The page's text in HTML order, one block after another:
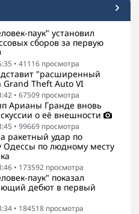
паук" установил
сборов за первую
• 41116 просмотра
"расширенный
Grand Theft Auto VI
• 67509 просмотра
Арианы Гранде вновь
о её внешности
• 99669 просмотра
ракетный удар по
Одессы по людному месту
• 173592 просмотра
паук" показал
дебют в первый
• 184518 просмотра